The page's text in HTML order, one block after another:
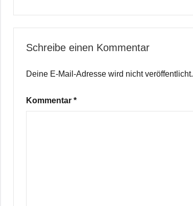
Schreibe einen Kommentar
Deine E-Mail-Adresse wird nicht veröffentlicht.
Kommentar *